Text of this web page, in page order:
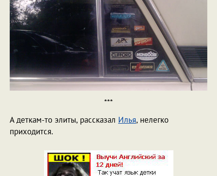
***
А деткам-то элиты, рассказал Илья, нелегко
приходится.